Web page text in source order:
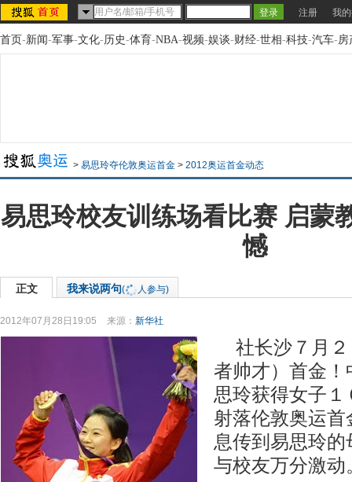
注册 我
首页-新闻-军事-文化-历史-体育-NBA-视频-娱谈-财经-世相-科技-汽车-房
> 易思玲夺伦敦奥运首金 > 2012奥运首金动态
易思玲校友训练场看比赛 启蒙
憾
正文 我来说两句( 人参与)
2012年07月28日19:05 来源： 新华社
社长沙７月２
者帅才）首金
思玲获得女子
射落伦敦奥运
息传到易思玲
与校友万分激动